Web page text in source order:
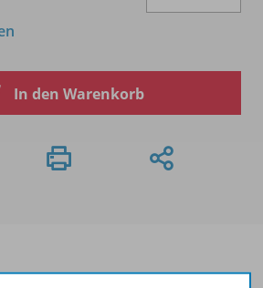
In den Warenkorb